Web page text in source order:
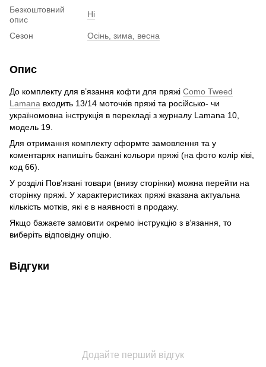
Безкоштовний
опис
Ні
Сезон Осінь, зима, весна
Опис
До комплекту для в’язання кофти для пряжі Como Tweed
Lamana входить 13/14 моточків пряжі та російсько- чи
україномовна інструкція в перекладі з журналу Lamana 10,
модель 19.
Для отримання комплекту оформте замовлення та у
коментарях напишіть бажані кольори пряжі (на фото колір ківі,
код 66).
У розділі Пов’язані товари (внизу сторінки) можна перейти на
сторінку пряжі. У характеристиках пряжі вказана актуальна
кількість мотків, які є в наявності в продажу.
Якщо бажаєте замовити окремо інструкцію з в’язання, то
виберіть відповідну опцію.
Відгуки
Додайте перший відгук